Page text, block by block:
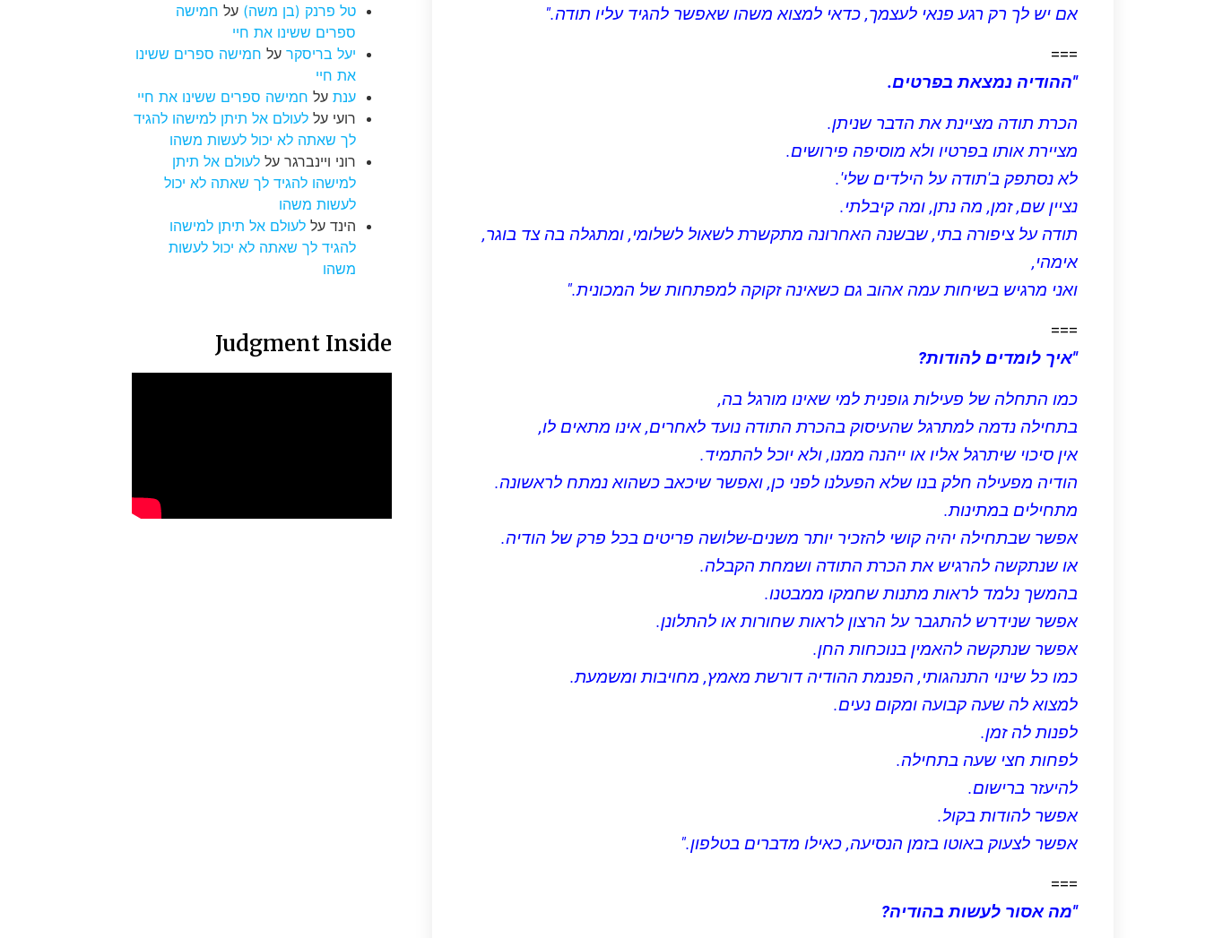
אם יש לך רק רגע פנאי לעצמך, כדאי למצוא משהו שאפשר להגיד עליו תודה."
===
"ההודיה נמצאת בפרטים.
הכרת תודה מציינת את הדבר שניתן.
מציירת אותו בפרטיו ולא מוסיפה פירושים.
לא נסתפק ב'תודה על הילדים שלי'.
נציין שם, זמן, מה נתן, ומה קיבלתי.
תודה על ציפורה בתי, שבשנה האחרונה מתקשרת לשאול לשלומי, ומתגלה בה צד בוגר,
אימהי,
ואני מרגיש בשיחות עמה אהוב גם כשאינה זקוקה למפתחות של המכונית."
===
"איך לומדים להודות?
כמו התחלה של פעילות גופנית למי שאינו מורגל בה,
בתחילה נדמה למתרגל שהעיסוק בהכרת התודה נועד לאחרים, אינו מתאים לו,
אין סיכוי שיתרגל אליו או ייהנה ממנו, ולא יוכל להתמיד.
הודיה מפעילה חלק בנו שלא הפעלנו לפני כן, ואפשר שיכאב כשהוא נמתח לראשונה.
מתחילים במתינות.
אפשר שבתחילה יהיה קושי להזכיר יותר משנים-שלושה פריטים בכל פרק של הודיה.
או שנתקשה להרגיש את הכרת התודה ושמחת הקבלה.
בהמשך נלמד לראות מתנות שחמקו ממבטנו.
אפשר שנידרש להתגבר על הרצון לראות שחורות או להתלונן.
אפשר שנתקשה להאמין בנוכחות החן.
כמו כל שינוי התנהגותי, הפנמת ההודיה דורשת מאמץ, מחויבות ומשמעת.
למצוא לה שעה קבועה ומקום נעים.
לפנות לה זמן.
לפחות חצי שעה בתחילה.
להיעזר ברישום.
אפשר להודות בקול.
אפשר לצעוק באוטו בזמן הנסיעה, כאילו מדברים בטלפון."
===
"מה אסור לעשות בהודיה?
טל פרנק (בן משה) על חמישה
ספרים ששינו את חיי
יעל בריסקרעל חמישה ספרים ששינו
את חיי
ענתעל חמישה ספרים ששינו את חיי
רועי על לעולם אל תיתן למישהו להגיד
לך שאתה לא יכול לעשות משהו
רוני ויינברגרעל לעולם אל תיתן
למישהו להגיד לך שאתה לא יכול
לעשות משהו
הינדעל לעולם אל תיתן למישהו
להגיד לך שאתה לא יכול לעשות
משהו
Judgment Inside